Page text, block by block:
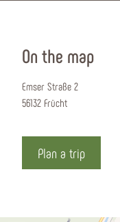
On the map
Emser Straße 2
56132 Frücht
Plan a trip